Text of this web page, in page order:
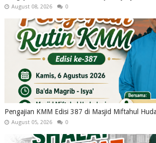
August 08, 2026 0
Pengajian KMM Edisi 387 di Masjid Miftahul Huda
August 05, 2026 0